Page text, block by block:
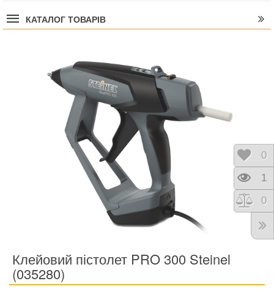
КАТАЛОГ ТОВАРІВ
Клейовий пістолет PRO 300 Steinel
(035280)
0
1
0